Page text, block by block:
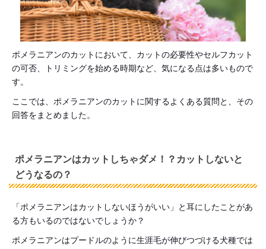
ポメラニアンのカットにおいて、カットの必要性やセルフカット
の可否、トリミングを始める時期など、気になる点は多いもので
す。
ここでは、ポメラニアンのカットに関するよくある質問と、その
回答をまとめました。
ポメラニアンはカットしちゃダメ！？カットしないと
どうなるの？
「ポメラニアンはカットしないほうがいい」と耳にしたことがあ
る方もいるのではないでしょうか？
ポメラニアンはプードルのように生涯毛が伸びつづける犬種では